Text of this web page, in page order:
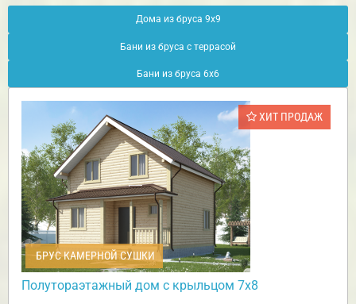
Дома из бруса 9х9
Бани из бруса с террасой
Бани из бруса 6х6
ХИТ ПРОДАЖ
БРУС КАМЕРНОЙ СУШКИ
Полутораэтажный дом с крыльцом 7х8